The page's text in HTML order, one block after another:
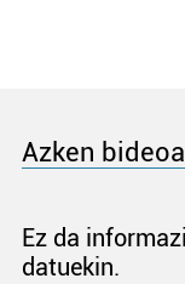
Azken
Ez da
datuekin.